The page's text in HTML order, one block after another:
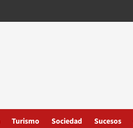
Turismo Sociedad Sucesos